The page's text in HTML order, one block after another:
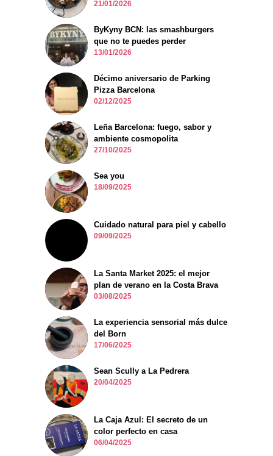
21/01/2026
ByKyny BCN: las smashburgers
que no te puedes perder
13/01/2026
Décimo aniversario de Parking
Pizza Barcelona
02/12/2025
Leña Barcelona: fuego, sabor y
ambiente cosmopolita
27/10/2025
Sea you
18/09/2025
Cuidado natural para piel y cabello
09/09/2025
La Santa Market 2025: el mejor
plan de verano en la Costa Brava
03/08/2025
La experiencia sensorial más dulce
del Born
17/06/2025
Sean Scully a La Pedrera
20/04/2025
La Caja Azul: El secreto de un
color perfecto en casa
06/04/2025